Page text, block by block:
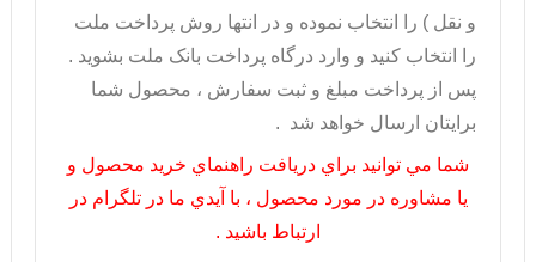
و نقل ) را انتخاب نموده و در انتها روش پرداخت ملت
را انتخاب کنيد و وارد درگاه پرداخت بانک ملت بشويد .
پس از پرداخت مبلغ و ثبت سفارش ، محصول شما
برايتان ارسال خواهد شد .
شما مي توانيد براي دريافت راهنماي خريد محصول و
يا مشاوره در مورد محصول ، با آيدي ما در تلگرام در
ارتباط باشيد .